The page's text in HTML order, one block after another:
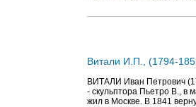
Витали И.П., (1794-
ВИТАЛИ Иван Петрович
- скульптора Пьетро В., в
жил в Москве. В 1841